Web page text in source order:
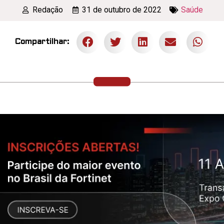
Redação 31 de outubro de 2022 Saúde
Compartilhar: